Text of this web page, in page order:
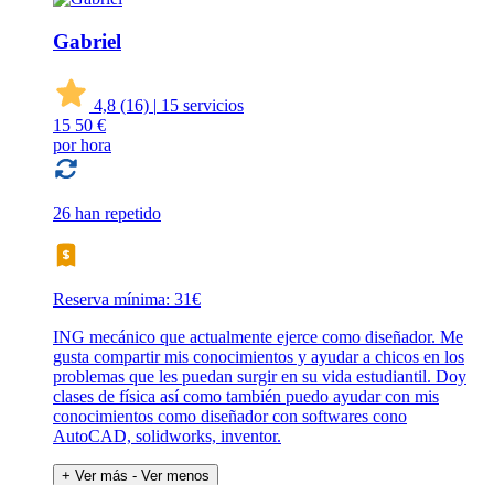
Gabriel
4,8 (16) | 15 servicios
15 50 €
por hora
26 han repetido
Reserva mínima: 31€
ING mecánico que actualmente ejerce como diseñador. Me
gusta compartir mis conocimientos y ayudar a chicos en los
problemas que les puedan surgir en su vida estudiantil. Doy
clases de física así como también puedo ayudar con mis
conocimientos como diseñador con softwares cono
AutoCAD, solidworks, inventor.
+ Ver más - Ver menos